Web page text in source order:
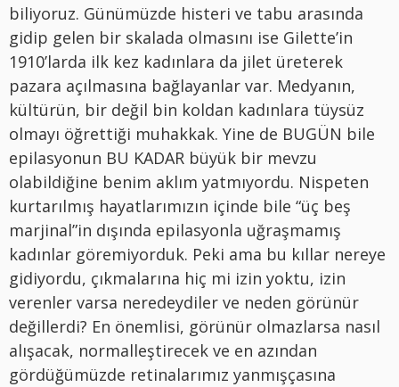
biliyoruz. Günümüzde histeri ve tabu arasında
gidip gelen bir skalada olmasını ise Gilette’in
1910’larda ilk kez kadınlara da jilet üreterek
pazara açılmasına bağlayanlar var. Medyanın,
kültürün, bir değil bin koldan kadınlara tüysüz
olmayı öğrettiği muhakkak. Yine de BUGÜN bile
epilasyonun BU KADAR büyük bir mevzu
olabildiğine benim aklım yatmıyordu. Nispeten
kurtarılmış hayatlarımızın içinde bile “üç beş
marjinal”in dışında epilasyonla uğraşmamış
kadınlar göremiyorduk. Peki ama bu kıllar nereye
gidiyordu, çıkmalarına hiç mi izin yoktu, izin
verenler varsa neredeydiler ve neden görünür
değillerdi? En önemlisi, görünür olmazlarsa nasıl
alışacak, normalleştirecek ve en azından
gördüğümüzde retinalarımız yanmışçasına